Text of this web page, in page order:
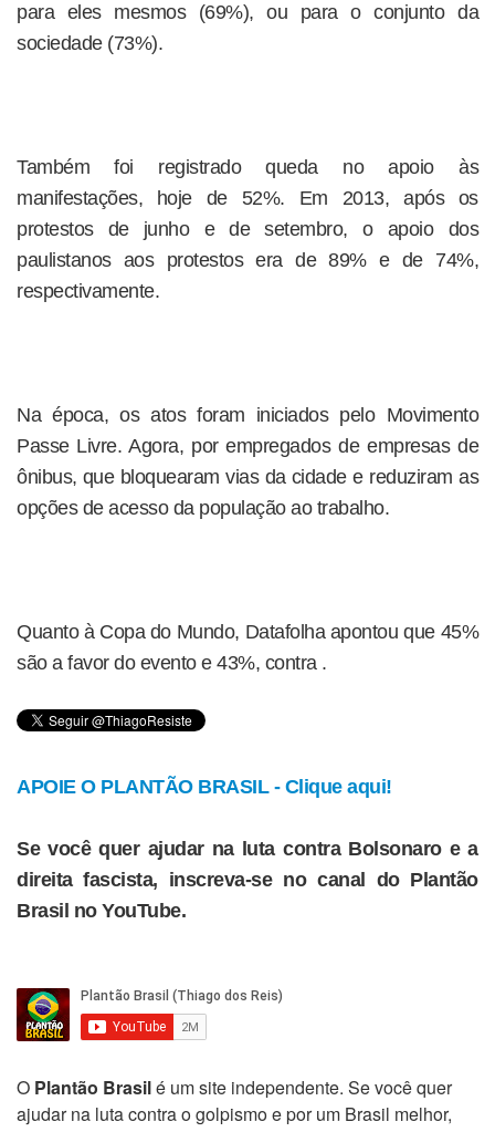
para eles mesmos (69%), ou para o conjunto da
sociedade (73%).
Também foi registrado queda no apoio às
manifestações, hoje de 52%. Em 2013, após os
protestos de junho e de setembro, o apoio dos
paulistanos aos protestos era de 89% e de 74%,
respectivamente.
Na época, os atos foram iniciados pelo Movimento
Passe Livre. Agora, por empregados de empresas de
ônibus, que bloquearam vias da cidade e reduziram as
opções de acesso da população ao trabalho.
Quanto à Copa do Mundo, Datafolha apontou que 45%
são a favor do evento e 43%, contra .
APOIE O PLANTÃO BRASIL - Clique aqui!
Se você quer ajudar na luta contra Bolsonaro e a
direita fascista, inscreva-se no canal do Plantão
Brasil no YouTube.
O Plantão Brasilé um site independente. Se você quer
ajudar na luta contra o golpismo e por um Brasil melhor,